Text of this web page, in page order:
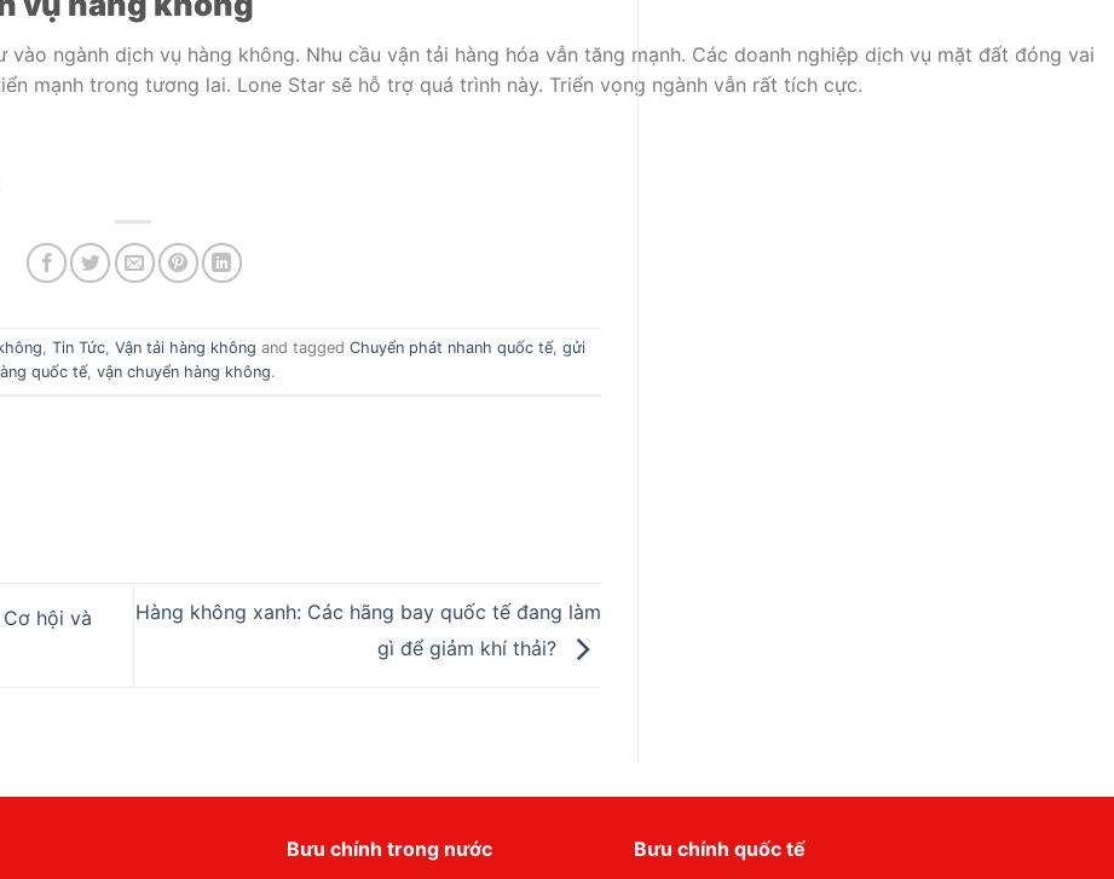
ngành dịch vụ hàng không. Nhu cầu vận tải hàng hóa vẫn tăng mạnh. Các doanh nghiệp dịch vụ mặt đất đóng vai
mạnh trong tương lai. Lone Star sẽ hỗ trợ quá trình này. Triển vọng ngành vẫn rất tích cực.
, Tin Tức, Vận tải hàng không and tagged Chuyển phát nhanh quốc tế, gửi
quốc tế,vận chuyển hàng không.
hội và
Hàng không xanh: Các hãng bay quốc tế đang làm
gì để giảm khí thải?
Bưu chính trong nước Bưu chính quốc tế